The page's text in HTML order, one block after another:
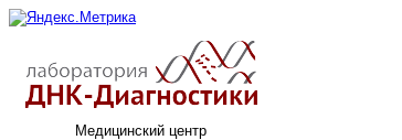
Медицинский центр